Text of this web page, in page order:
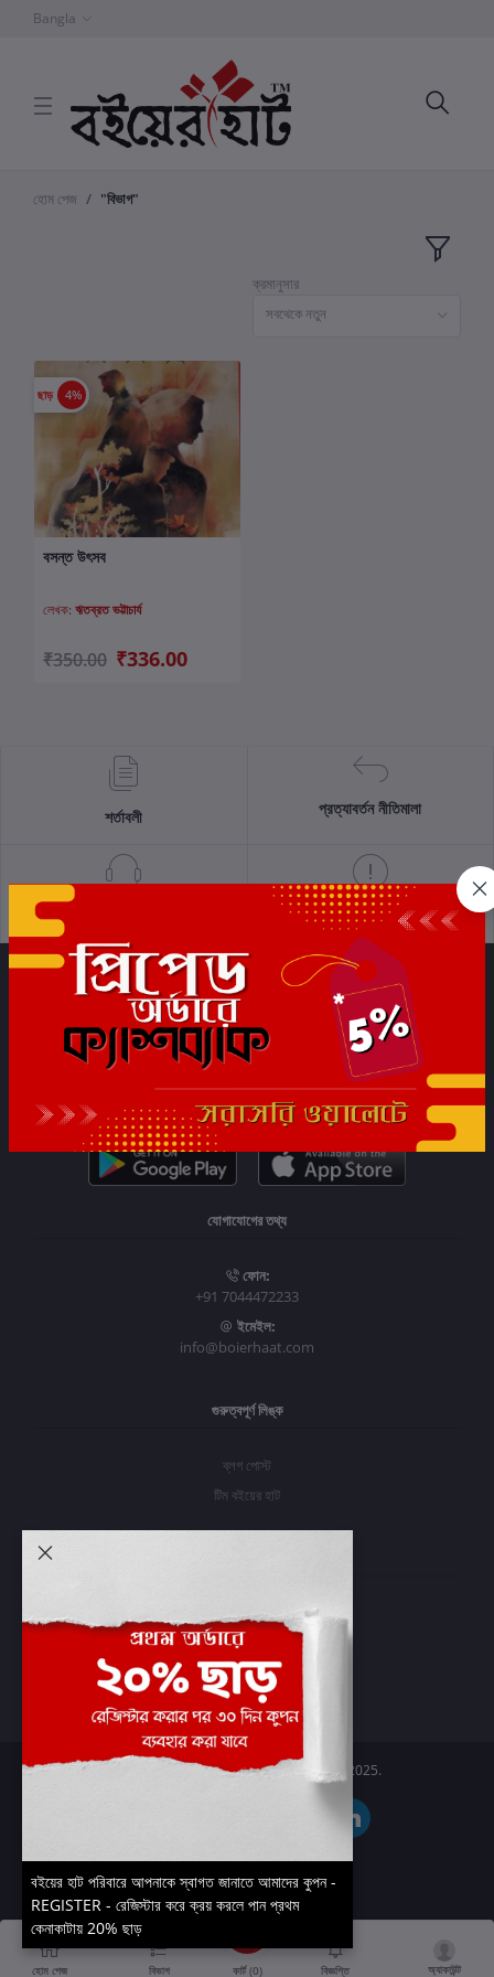
Bangla
হোম পেজ "বিভাগ"
ক্রমানুসার
সবথেকে নতুন
ছাড় 4%
কার্টে যোগ করুন
বসন্ত উৎসব
লেখক: ঋতব্রত ভট্টাচার্য
₹350.00 ₹336.00
শর্তাবলী প্রত্যাবর্তন নীতিমালা
গোপনীয়তা নীতি
সাবস্ক্রাইব
যোগাযোগের তথ্য
ফোন:
+91 7044472233
ইমেইল:
info@boierhaat.com
গুরুত্বপূর্ণ লিঙ্ক
ব্লগ পোস্ট
টিম বইয়ের হাট
প্রবেশ করুন
অর্ডার ইতিহাস
আমার ইচ্ছাগুলি
অর্ডার ট্র্যাকিং
Boier Haat™ | © All rights reserved 2025.
হোম পেজ বিভাগ কার্ট (0) বিজ্ঞপ্তি অ্যাকাউন্ট
বইয়ের হাট পরিবারে আপনাকে স্বাগত জানাতে আমাদের কুপন -
REGISTER - রেজিস্টার করে ক্রয় করলে পান প্রথম
কেনাকাটায় 20% ছাড়